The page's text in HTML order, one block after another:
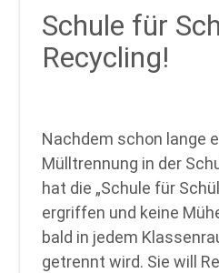
Schule für
Recycling!
Nachdem schon lange
Mülltrennung in der
hat die „Schule für
ergriffen und keine
bald in jedem
getrennt wird. Sie will